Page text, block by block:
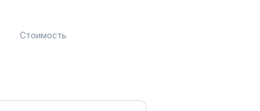
Стоимость